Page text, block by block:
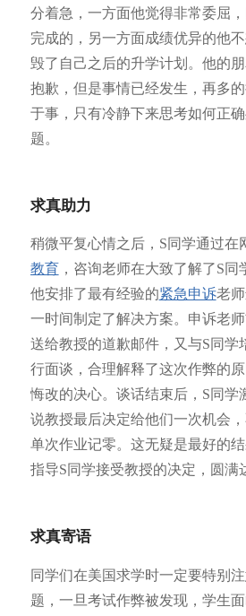
分着急，一方面他觉得非常委屈
完成的，另一方面成绩优异的他
毁了自己之后的升学计划。他的
抱歉，但是事情已经发生，再多
于事，只有冷静下来思考如何正
题。
求真助力
稍微平复心情之后，S同学通过在
教育，咨询老师在大致了解了S同
他安排了最有经验的紧急申诉老
一时间制定了解决方案。申诉老
送给教授的道歉邮件，又与S同学
行面谈，合理解释了这次作弊的
悔改的决心。谈话结束后，S同学
说教授最后决定给他们一次机会
单次作业记零。这无疑是最好的
指导S同学接受教授的决定，圆满
求真寄语
同学们在美国求学时一定要特别
题，一旦考试作弊被发现，学生